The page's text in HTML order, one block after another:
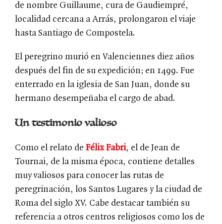
de nombre Guillaume, cura de Gaudiempré,
localidad cercana a Arrás, prolongaron el viaje
hasta Santiago de Compostela.
El peregrino murió en Valenciennes diez años
después del fin de su expedición; en 1499. Fue
enterrado en la iglesia de San Juan, donde su
hermano desempeñaba el cargo de abad.
Un testimonio valioso
Como el relato de Félix Fabri, el de Jean de
Tournai, de la misma época, contiene detalles
muy valiosos para conocer las rutas de
peregrinación, los Santos Lugares y la ciudad de
Roma del siglo XV. Cabe destacar también su
referencia a otros centros religiosos como los de